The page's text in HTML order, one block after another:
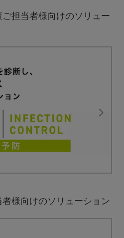
担当者様向けのソリュー
様向けのソリューション